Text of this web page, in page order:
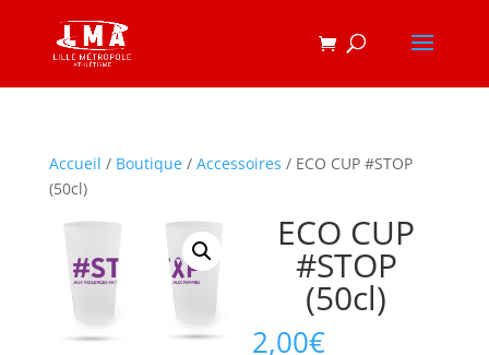
Accueil / Boutique/ Accessoires / ECO CUP #STOP
(50cl)
ECO CUP
#STOP
(50cl)
2,00€